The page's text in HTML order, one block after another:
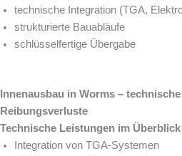
technische Integration (TGA,
strukturierte Bauabläufe
schlüsselfertige Übergabe
Innenausbau in Worms –
Reibungsverluste
Technische Leistungen im Überblick
Integration von TGA-Systemen